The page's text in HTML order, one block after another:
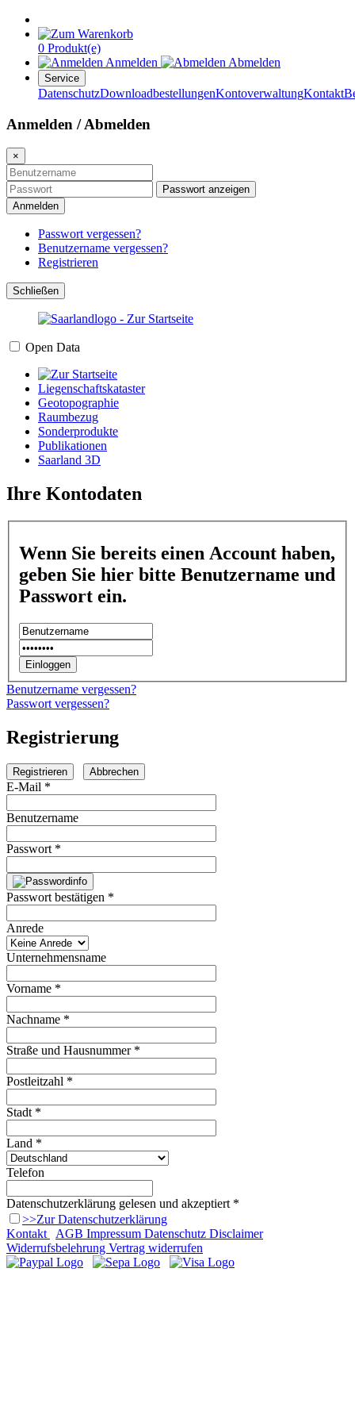
0 Produkt(e)
Anmelden
Abmelden
Service
DatenschutzDownloadbestellungenKontoverwaltungKontakt
Anmelden / Abmelden
×
Passwort anzeigen
Anmelden
Passwort vergessen?
Benutzername vergessen?
Registrieren
Schließen
Open Data
Liegenschaftskataster
Geotopographie
Raumbezug
Sonderprodukte
Publikationen
Saarland 3D
Ihre Kontodaten
Wenn Sie bereits einen Account haben,
geben Sie hier bitte Benutzername und
Passwort ein.
Benutzername vergessen?
Passwort vergessen?
Registrierung
Registrieren Abbrechen
E-Mail *
Benutzername
Passwort *
Passwort bestätigen *
Anrede
Unternehmensname
Vorname *
Nachname *
Straße und Hausnummer *
Postleitzahl *
Stadt *
Land *
Telefon
Datenschutzerklärung gelesen und akzeptiert *
>>Zur Datenschutzerklärung
Kontakt AGB Impressum Datenschutz Disclaimer
Widerrufsbelehrung Vertrag widerrufen